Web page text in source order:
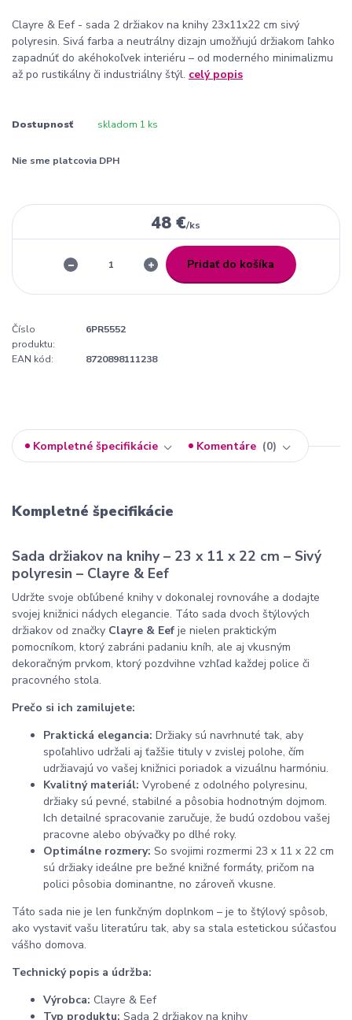
Clayre & Eef - sada 2 držiakov na knihy 23x11x22 cm sivý
polyresin. Sivá farba a neutrálny dizajn umožňujú držiakom ľahko
zapadnúť do akéhokoľvek interiéru – od moderného minimalizmu
až po rustikálny či industriálny štýl. celý popis
Dostupnosť skladom 1 ks
Nie sme platcovia DPH
48 €/ks
Pridať do košíka
Číslo
produktu:
6PR5552
EAN kód: 8720898111238
Kompletné špecifikácie Komentáre 0
Kompletné špecifikácie
Sada držiakov na knihy – 23 x 11 x 22 cm – Sivý
polyresin – Clayre & Eef
Udržte svoje obľúbené knihy v dokonalej rovnováhe a dodajte
svojej knižnici nádych elegancie. Táto sada dvoch štýlových
držiakov od značky Clayre & Eef je nielen praktickým
pomocníkom, ktorý zabráni padaniu kníh, ale aj vkusným
dekoračným prvkom, ktorý pozdvihne vzhľad každej police či
pracovného stola.
Prečo si ich zamilujete:
Praktická elegancia: Držiaky sú navrhnuté tak, aby
spoľahlivo udržali aj ťažšie tituly v zvislej polohe, čím
udržiavajú vo vašej knižnici poriadok a vizuálnu harmóniu.
Kvalitný materiál: Vyrobené z odolného polyresinu,
držiaky sú pevné, stabilné a pôsobia hodnotným dojmom.
Ich detailné spracovanie zaručuje, že budú ozdobou vašej
pracovne alebo obývačky po dlhé roky.
Optimálne rozmery: So svojimi rozmermi 23 x 11 x 22 cm
sú držiaky ideálne pre bežné knižné formáty, pričom na
polici pôsobia dominantne, no zároveň vkusne.
Táto sada nie je len funkčným doplnkom – je to štýlový spôsob,
ako vystaviť vašu literatúru tak, aby sa stala estetickou súčasťou
vášho domova.
Technický popis a údržba:
Výrobca: Clayre & Eef
Typ produktu: Sada 2 držiakov na knihy